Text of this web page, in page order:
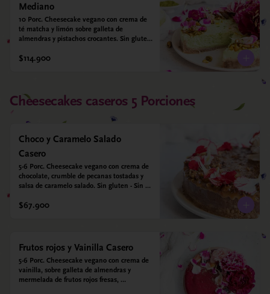
Mediano
10 Porc. Cheesecake vegano con crema de
té matcha y limón sobre galleta de
almendras y pistachos crocantes. Sin gluten
$114.900
Cheesecakes caseros 5 Porciones
Choco y Caramelo Salado
Casero
5-6 Porc. Cheesecake vegano con crema de
chocolate, crumble de pecanas tostadas y
salsa de caramelo salado. Sin gluten - Sin
$67.900
Frutos rojos y Vainilla Casero
5-6 Porc. Cheesecake vegano con crema de
vainilla, sobre galleta de almendras y
mermelada de frutos rojos fresas,